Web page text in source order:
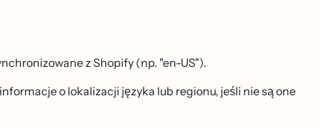
z Shopify (np. "en-US").
o lokalizacji języka lub regionu, jeśli nie są one